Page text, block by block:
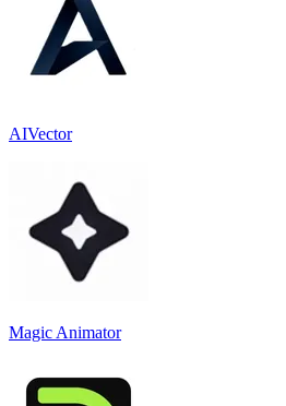
AIVector
Magic Animator